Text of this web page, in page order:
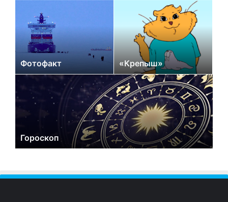
Фотофакт «Крепыш»
Гороскоп